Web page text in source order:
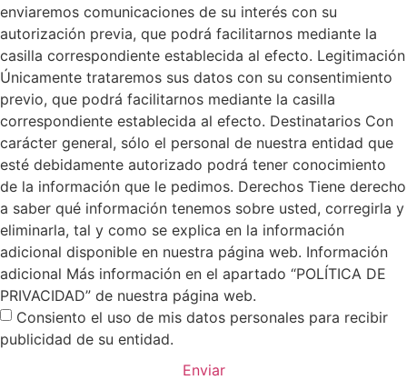
enviaremos comunicaciones de su interés con su
autorización previa, que podrá facilitarnos mediante la
casilla correspondiente establecida al efecto. Legitimación
Únicamente trataremos sus datos con su consentimiento
previo, que podrá facilitarnos mediante la casilla
correspondiente establecida al efecto. Destinatarios Con
carácter general, sólo el personal de nuestra entidad que
esté debidamente autorizado podrá tener conocimiento
de la información que le pedimos. Derechos Tiene derecho
a saber qué información tenemos sobre usted, corregirla y
eliminarla, tal y como se explica en la información
adicional disponible en nuestra página web. Información
adicional Más información en el apartado “POLÍTICA DE
PRIVACIDAD” de nuestra página web.
Consiento el uso de mis datos personales para recibir
publicidad de su entidad.
Enviar